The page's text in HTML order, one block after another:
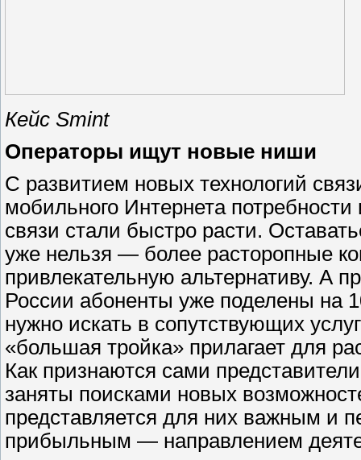
Кейс Smint
Операторы ищут новые ниши
С развитием новых технологий
мобильного Интернета
связи стали быстро расти.
уже нельзя — более расторопные
привлекательную альтернативу. А
России абоненты уже поделены на
нужно искать в сопутствующих
«большая тройка» прилагает для
Как признаются сами
заняты поисками новых
представляется для них важным и
прибыльным — направлением